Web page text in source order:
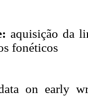
aquisição da
fonéticos
on early